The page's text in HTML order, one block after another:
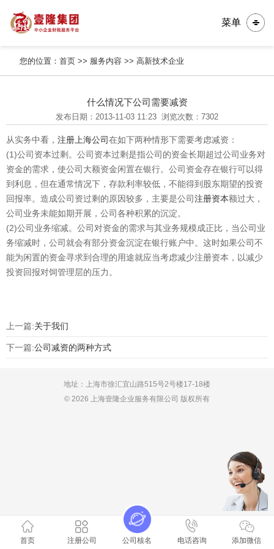
菜单
您的位置：首页 >> 服务内容 >>高新技术企业
什么情况下公司需要减资
发布日期：2013-11-03 11:23 浏览次数：7302
从实务中看， 注册上海公司在如下两种情形下需要考虑减资：
(1)公司资本过剩。公司资本过剩是指公司的资金长期超过公司业务对
资金的需求，使公司大额资金闲置在银行。公司资金存在银行可以得
到利息，但在通常情况下，存款利率较低，不能得到股东期望的投资
回报率。造成公司资过剩的原因较多，主要是公司注册资本额过大，
公司业务未能如期开展，公司各种积累的沉淀。
(2)公司业务缩减。公司对资金的需求与其业务规模成正比，当公司业
务缩减时，公司就会有部分资金沉淀在银行账户中。这时如果公司不
能为闲置的资金寻求到合理的用途就应当考虑减少注册资本，以减少
投资回报对饲管理层的压力。
上一篇:关于我们
下一篇:公司减资的两种方式
地址：上海市徐汇宜山路515号2号楼17-18楼
© 2026 上海壹隆企业服务有限公司 版权所有
首页 注册公司 公司核名 电话咨询 添加微信